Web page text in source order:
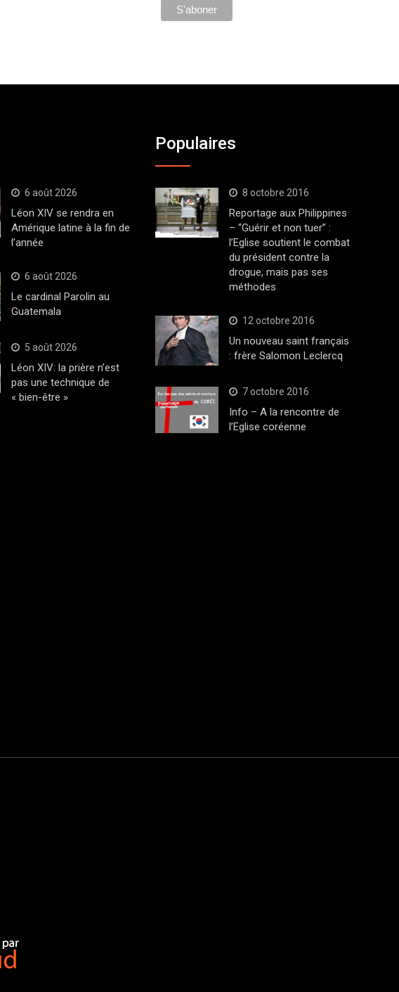
6 août 2026
Léon XIV se rendra en
Amérique latine à la fin de
l’année
6 août 2026
Le cardinal Parolin au
Guatemala
5 août 2026
Léon XIV: la prière n’est
pas une technique de
« bien-être »
Populaires
8 octobre 2016
Reportage aux Philippines
– “Guérir et non tuer” :
l’Eglise soutient le combat
du président contre la
drogue, mais pas ses
méthodes
12 octobre 2016
Un nouveau saint français
: frère Salomon Leclercq
7 octobre 2016
Info – A la rencontre de
l’Eglise coréenne